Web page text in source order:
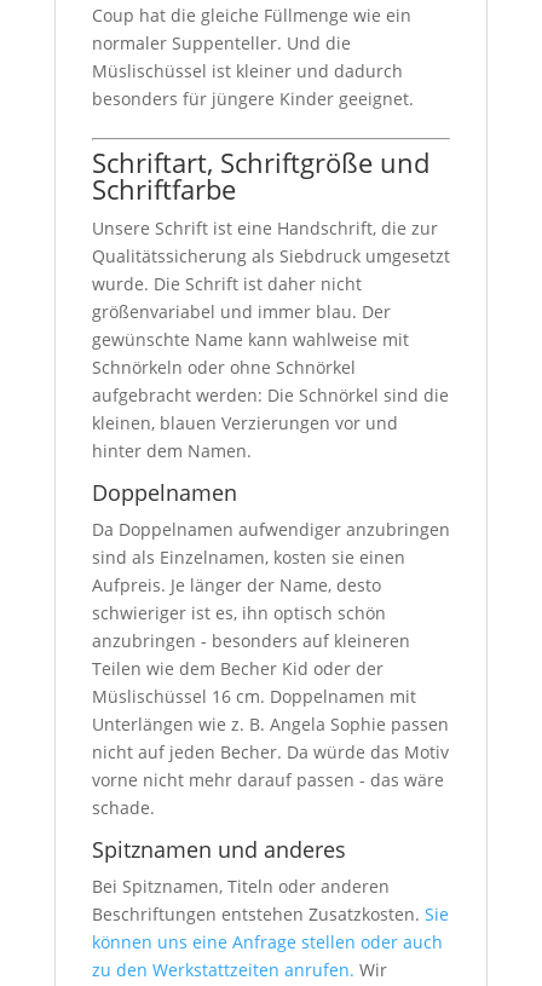
Coup hat die gleiche Füllmenge wie ein
normaler Suppenteller. Und die
Müslischüssel ist kleiner und dadurch
besonders für jüngere Kinder geeignet.
Schriftart, Schriftgröße und
Schriftfarbe
Unsere Schrift ist eine Handschrift, die zur
Qualitätssicherung als Siebdruck umgesetzt
wurde. Die Schrift ist daher nicht
größenvariabel und immer blau. Der
gewünschte Name kann wahlweise mit
Schnörkeln oder ohne Schnörkel
aufgebracht werden: Die Schnörkel sind die
kleinen, blauen Verzierungen vor und
hinter dem Namen.
Doppelnamen
Da Doppelnamen aufwendiger anzubringen
sind als Einzelnamen, kosten sie einen
Aufpreis. Je länger der Name, desto
schwieriger ist es, ihn optisch schön
anzubringen - besonders auf kleineren
Teilen wie dem Becher Kid oder der
Müslischüssel 16 cm. Doppelnamen mit
Unterlängen wie z. B. Angela Sophie passen
nicht auf jeden Becher. Da würde das Motiv
vorne nicht mehr darauf passen - das wäre
schade.
Spitznamen und anderes
Bei Spitznamen, Titeln oder anderen
Beschriftungen entstehen Zusatzkosten. Sie
können uns eine Anfrage stellen oder auch
zu den Werkstattzeiten anrufen. Wir